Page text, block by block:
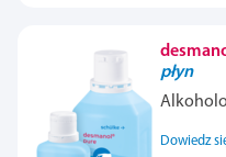
płyn
Dowiedz